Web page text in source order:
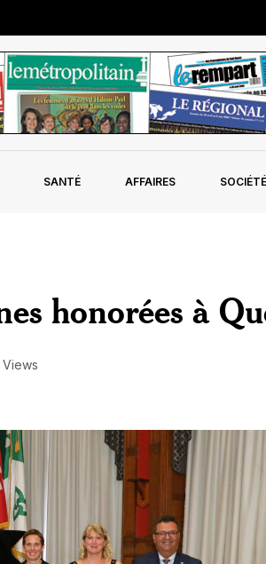
SANTÉ AFFAIRES SOCIÉTÉ
honorées à
Views